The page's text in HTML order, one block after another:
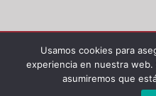
Psicología Alquimia Astrología
Ego,
Usamos cookies para
experiencia en nuestra
asumiremos que